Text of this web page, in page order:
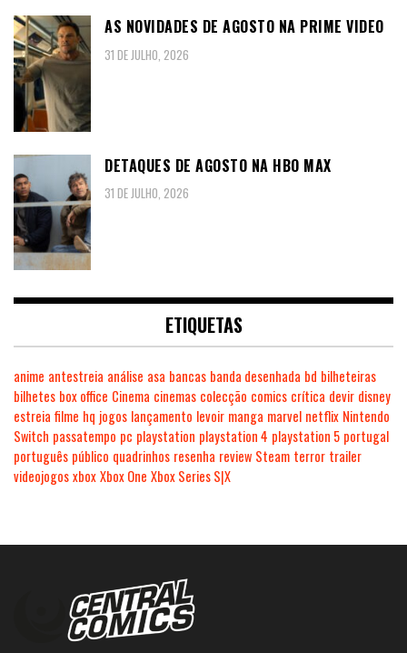
AS NOVIDADES DE AGOSTO NA PRIME VIDEO
31 DE JULHO, 2026
DETAQUES DE AGOSTO NA HBO MAX
31 DE JULHO, 2026
ETIQUETAS
anime antestreia análise asa bancas banda desenhada bd bilheteiras
bilhetes box office Cinema cinemas colecção comics crítica devir disney
estreia filme hq jogos lançamento levoir manga marvel netflix Nintendo
Switch passatempo pc playstation playstation 4 playstation 5 portugal
português público quadrinhos resenha review Steam terror trailer
videojogosxboxXbox One Xbox Series S|X